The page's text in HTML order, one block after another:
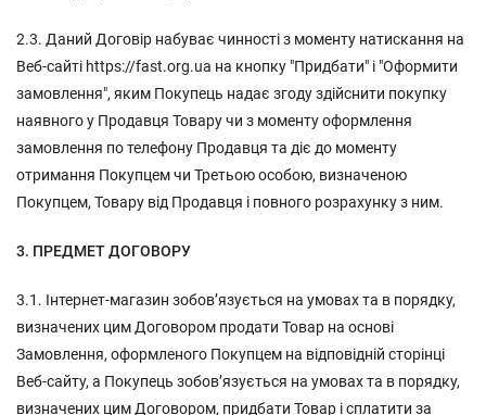
2.3. Даний Договір набуває чинності з моменту натискання на
Веб-сайті https://fast.org.ua на кнопку "Придбати" і "Оформити
замовлення", яким Покупець надає згоду здійснити покупку
наявного у Продавця Товару чи з моменту оформлення
замовлення по телефону Продавця та діє до моменту
отримання Покупцем чи Третьою особою, визначеною
Покупцем, Товару від Продавця і повного розрахунку з ним.
3. ПРЕДМЕТ ДОГОВОРУ
3.1. Інтернет-магазин зобов’язується на умовах та в порядку,
визначених цим Договором продати Товар на основі
Замовлення, оформленого Покупцем на відповідній сторінці
Веб-сайту, а Покупець зобов’язується на умовах та в порядку,
визначених цим Договором, придбати Товар і сплатити за